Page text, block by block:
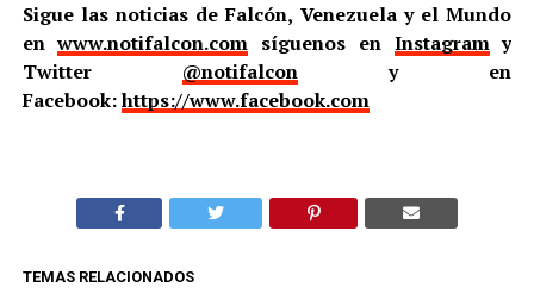
Sigue las noticias de Falcón, Venezuela y el Mundo
enwww.notifalcon.com síguenos en Instagramy
Twitter @notifalcony en
Facebook:https://www.facebook.com
TEMAS RELACIONADOS